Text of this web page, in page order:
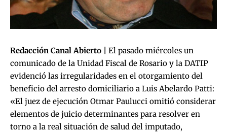
Redacción Canal Abierto |
El pasado miércoles un
comunicado de la Unidad Fiscal de Rosario y la DATIP
evidenció las irregularidades en el otorgamiento del
beneficio del arresto domiciliario a Luis Abelardo Patti:
«El juez de ejecución Otmar Paulucci omitió considerar
elementos de juicio determinantes para resolver en
torno a la real situación de salud del imputado,